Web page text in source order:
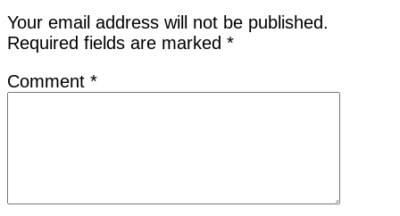
Your email address will not be published.
Required fields are marked *
Comment *